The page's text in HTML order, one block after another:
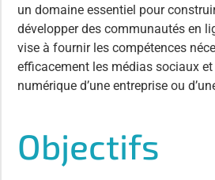
un domaine essentiel pour
développer des communautés en
vise à fournir les compétences
efficacement les médias sociaux
numérique d’une entreprise ou
Objectifs